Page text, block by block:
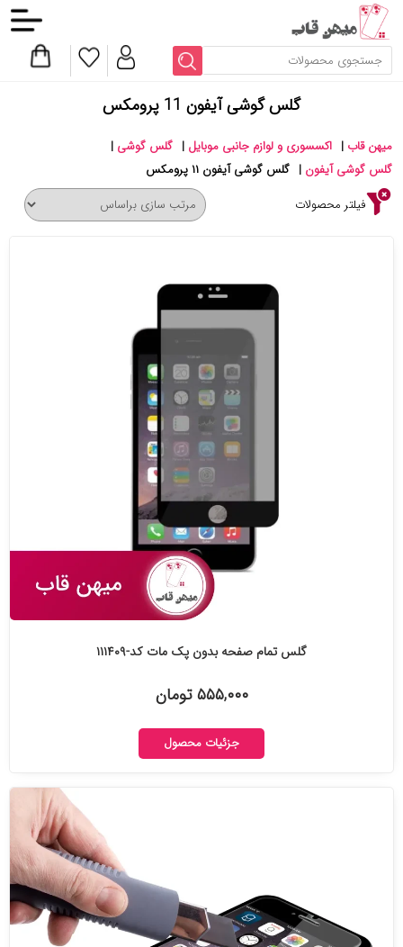
گلس گوشی آیفون 11 پرومکس
میهن قاب | اکسسوری و لوازم جانبی موبایل | گلس گوشی |
گلس گوشی آیفون | گلس گوشی آیفون ۱۱ پرومکس
فیلتر محصولات
گلس تمام صفحه بدون پک مات کد-۱۱۱۴۰۹
۵۵۵,۰۰۰ تومان
جزئیات محصول